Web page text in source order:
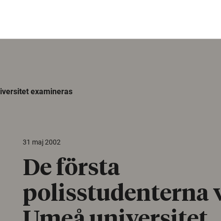
examineras
31 maj 2002
De första
polisstudenterna